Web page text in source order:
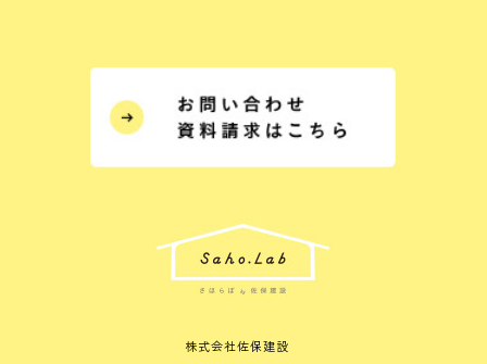
株式会社佐保建設